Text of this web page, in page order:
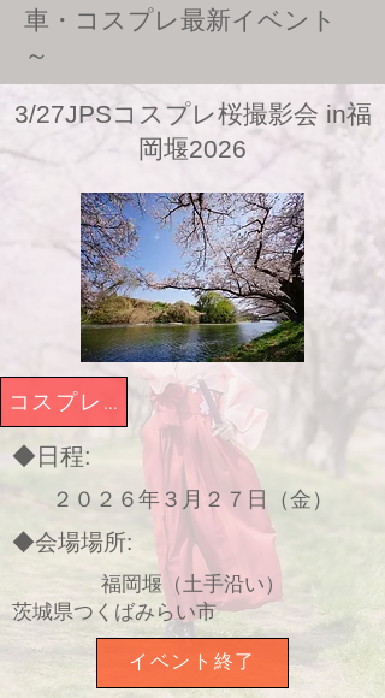
車・コスプレ最新イベント
～
3/27JPSコスプレ桜撮影会 in福
岡堰2026
コスプレイベント
◆日程:
２０２６年３月２７日（金）
◆会場場所:
福岡堰（土手沿い）
茨城県つくばみらい市
イベント終了